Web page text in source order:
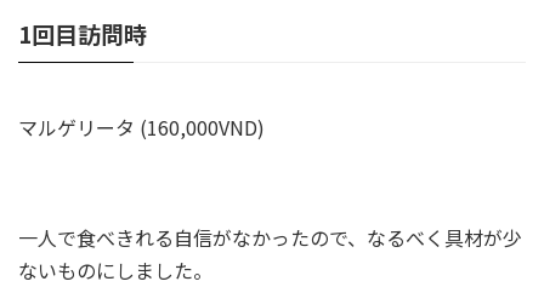
1回目訪問時
マルゲリータ (160,000VND)
一人で食べきれる自信がなかったので、なるべく具材が少
ないものにしました。